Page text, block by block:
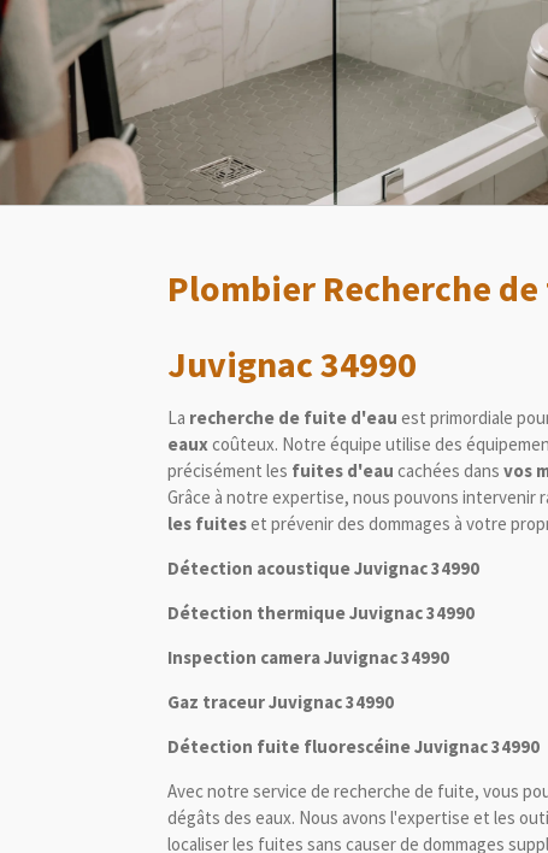
Plombier Recherche
Juvignac 34990
La recherche de fuite d'eau est primordiale
eauxcoûteux. Notre équipe utilise des
précisément les fuites d'eau cachées dans vos
Grâce à notre expertise, nous pouvons intervenir
les fuiteset prévenir des dommages à votre
Détection acoustique Juvignac 34990
Détection thermique Juvignac 34990
Inspection camera Juvignac 34990
Gaz traceur Juvignac 34990
Détection fuite fluorescéine Juvignac 34990
Avec notre service de recherche de fuite, vous
dégâts des eaux. Nous avons l'expertise et les
localiser les fuites sans causer de dommages